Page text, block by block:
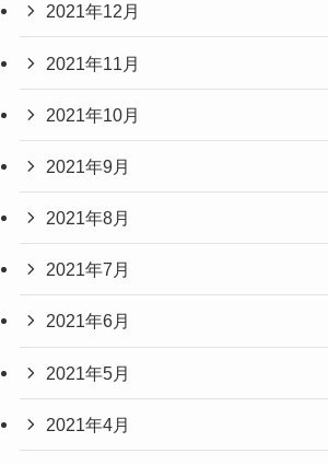
2021年12月
2021年11月
2021年10月
2021年9月
2021年8月
2021年7月
2021年6月
2021年5月
2021年4月